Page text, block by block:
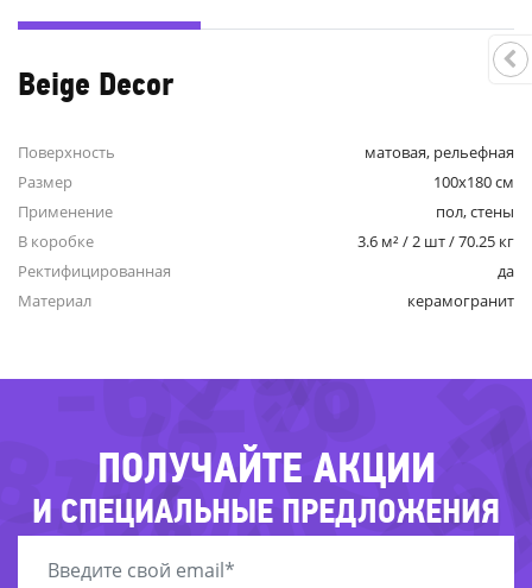
Beige Decor
Поверхность
матовая, рельефная
Размер
100x180 см
Применение
пол, стены
В коробке
3.6 м² / 2 шт / 70.25 кг
Ректифицированная
да
Материал
керамогранит
ПОЛУЧАЙТЕ АКЦИИ
И СПЕЦИАЛЬНЫЕ ПРЕДЛОЖЕНИЯ
-64% -
-79%
-62%-
-
-82%